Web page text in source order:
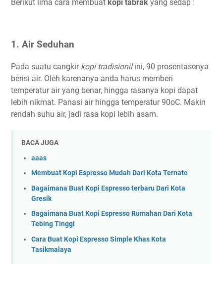
Berikut lima cara membuat kopi tabrak yang sedap :
1. Air Seduhan
Pada suatu cangkir kopi tradisionilini, 90 prosentasenya
berisi air. Oleh karenanya anda harus memberi
temperatur air yang benar, hingga rasanya kopi dapat
lebih nikmat. Panasi air hingga temperatur 90oC. Makin
rendah suhu air, jadi rasa kopi lebih asam.
BACA JUGA
aaas
Membuat Kopi Espresso Mudah Dari Kota Ternate
Bagaimana Buat Kopi Espresso terbaru Dari Kota
Gresik
Bagaimana Buat Kopi Espresso Rumahan Dari Kota
Tebing Tinggi
Cara Buat Kopi Espresso Simple Khas Kota
Tasikmalaya